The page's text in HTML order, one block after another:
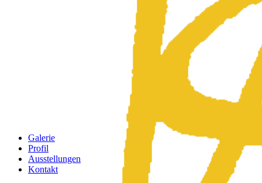
Galerie
Profil
Ausstellungen
Kontakt